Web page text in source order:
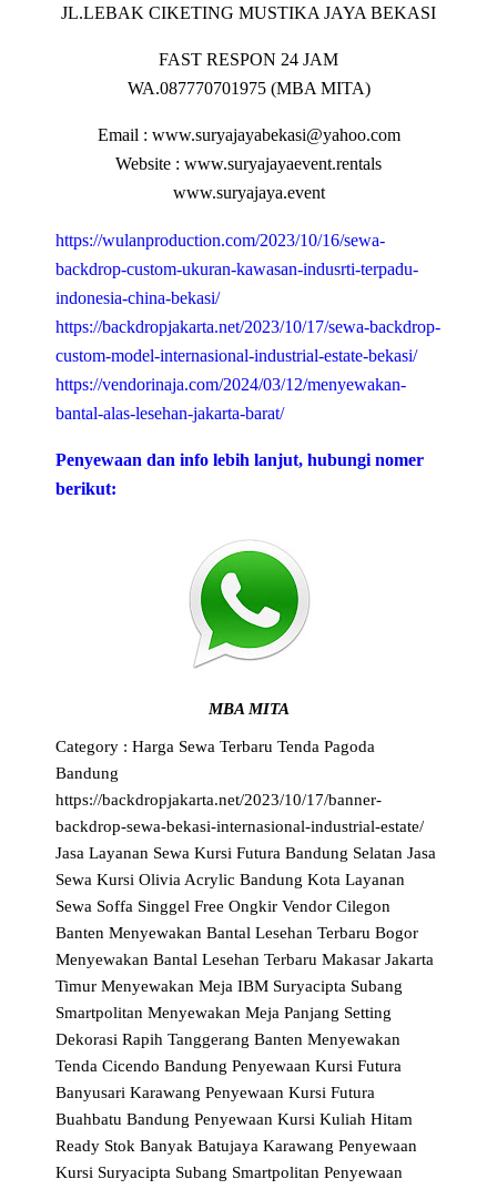
JL.LEBAK CIKETING MUSTIKA JAYA BEKASI
FAST RESPON 24 JAM
WA.087770701975 (MBA MITA)
Email : www.suryajayabekasi@yahoo.com
Website : www.suryajayaevent.rentals
www.suryajaya.event
https://wulanproduction.com/2023/10/16/sewa-
backdrop-custom-ukuran-kawasan-indusrti-terpadu-
indonesia-china-bekasi/
https://backdropjakarta.net/2023/10/17/sewa-backdrop-
custom-model-internasional-industrial-estate-bekasi/
https://vendorinaja.com/2024/03/12/menyewakan-
bantal-alas-lesehan-jakarta-barat/
Penyewaan dan info lebih lanjut, hubungi nomer
berikut:
MBA MITA
Category : Harga Sewa Terbaru Tenda Pagoda
Bandung
https://backdropjakarta.net/2023/10/17/banner-
backdrop-sewa-bekasi-internasional-industrial-estate/
Jasa Layanan Sewa Kursi Futura Bandung SelatanJasa
Sewa Kursi Olivia Acrylic Bandung KotaLayanan
Sewa Soffa Singgel Free Ongkir Vendor Cilegon
BantenMenyewakan Bantal Lesehan Terbaru Bogor
Menyewakan Bantal Lesehan Terbaru Makasar Jakarta
TimurMenyewakan Meja IBM Suryacipta Subang
SmartpolitanMenyewakan Meja Panjang Setting
Dekorasi Rapih Tanggerang BantenMenyewakan
Tenda Cicendo BandungPenyewaan Kursi Futura
Banyusari KarawangPenyewaan Kursi Futura
Buahbatu BandungPenyewaan Kursi Kuliah Hitam
Ready Stok Banyak Batujaya KarawangPenyewaan
Kursi Suryacipta Subang SmartpolitanPenyewaan